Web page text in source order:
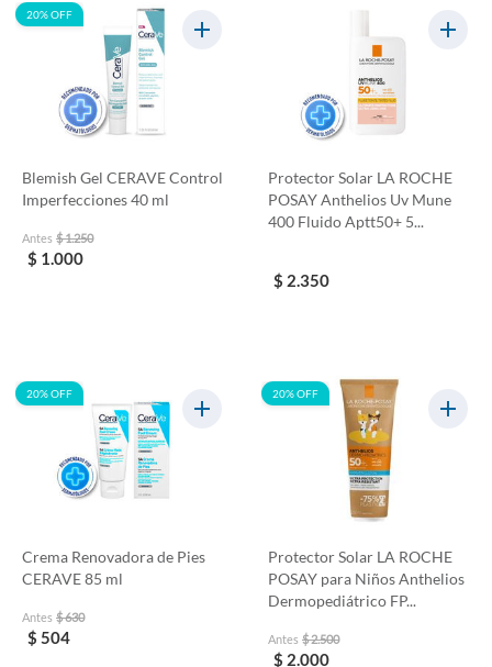
20% OFF
Blemish Gel CERAVE Control
Imperfecciones 40 ml
Antes $ 1.250
$ 1.000
Protector Solar LA ROCHE
POSAY Anthelios Uv Mune
400 Fluido Aptt50+ 5...
$ 2.350
20% OFF
Crema Renovadora de Pies
CERAVE 85 ml
Antes $ 630
$ 504
20% OFF
Protector Solar LA ROCHE
POSAY para Niños Anthelios
Dermopediátrico FP...
Antes $ 2.500
$ 2.000